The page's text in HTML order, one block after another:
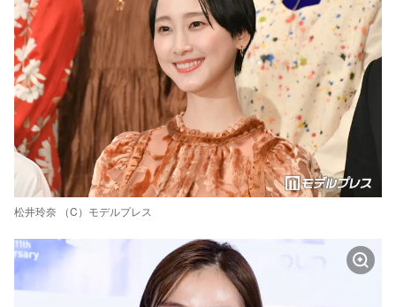
松井玲奈 （C）モデルプレス